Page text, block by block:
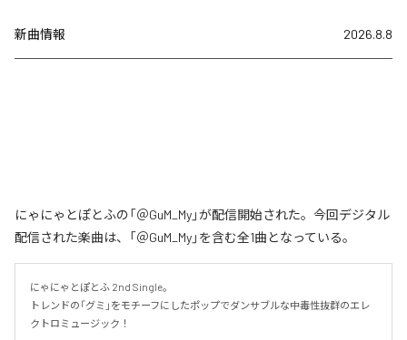
新曲情報 2026.8.8
にゃにゃとぽとふの「＠GuM_My」が配信開始された。今回デジタル
配信された楽曲は、「＠GuM_My」を含む全1曲となっている。
にゃにゃとぽとふ 2nd Single。
トレンドの「グミ」をモチーフにしたポップでダンサブルな中毒性抜群のエレ
クトロミュージック！